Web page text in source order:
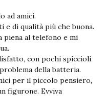
ad amici.
di qualità più che buona.
piena al telefono e mi
con pochi spiccioli
della batteria.
per il piccolo pensiero,
figurone. Evviva